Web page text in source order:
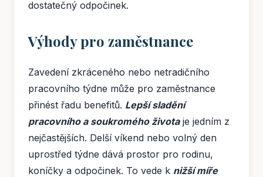
dostatečný odpočinek.
Výhody pro zaměstnance
Zavedení zkráceného nebo netradičního
pracovního týdne může pro zaměstnance
přinést řadu benefitů. Lepší sladění
pracovního a soukromého životaje jedním z
nejčastějších. Delší víkend nebo volný den
uprostřed týdne dává prostor pro rodinu,
koníčky a odpočinek. To vede k nižší míře